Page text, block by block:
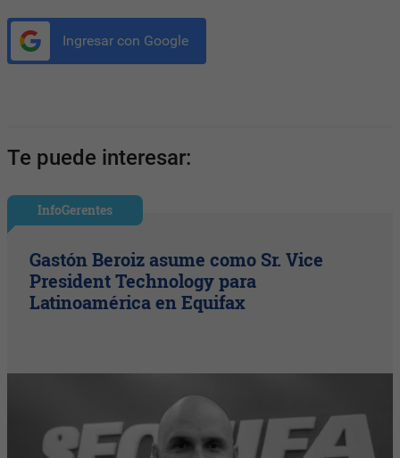
Ingresar con Google
Te puede interesar:
InfoGerentes
Gastón Beroiz asume como Sr. Vice
President Technology para
Latinoamérica en Equifax